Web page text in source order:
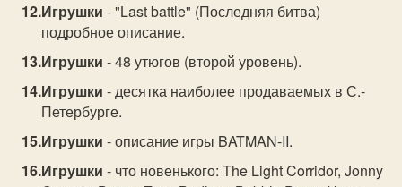
Игрушки - "Last battle" (Последняя битва)
подробное описание.
Игрушки - 48 утюгов (второй уровень).
Игрушки - десятка наиболее продаваемых в С.-
Петербурге.
Игрушки - описание игры BATMAN-II.
Игрушки - что новенького: The Light Corridor, Jonny